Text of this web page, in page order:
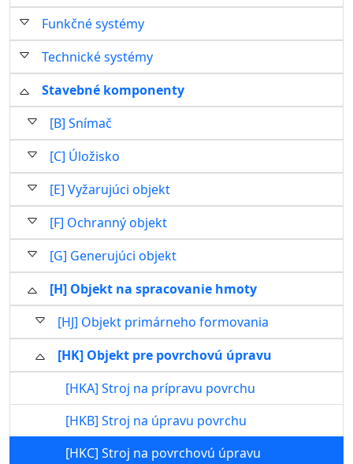
Funkčné systémy
Technické systémy
Stavebné komponenty
[B] Snímač
[C] Úložisko
[E] Vyžarujúci objekt
[F] Ochranný objekt
[G] Generujúci objekt
[H] Objekt na spracovanie hmoty
[HJ] Objekt primárneho formovania
[HK] Objekt pre povrchovú úpravu
[HKA] Stroj na prípravu povrchu
[HKB] Stroj na úpravu povrchu
[HKC] Stroj na povrchovú úpravu